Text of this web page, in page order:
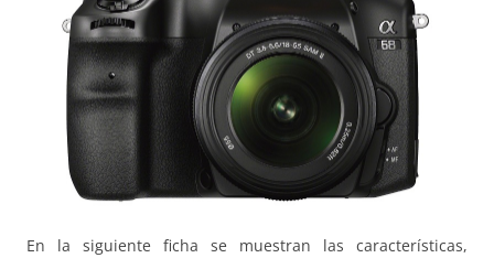
En la siguiente ficha se muestran las características,